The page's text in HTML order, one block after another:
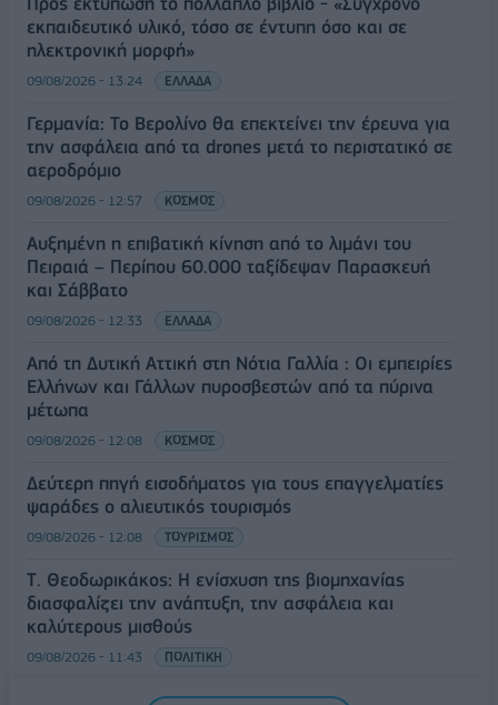
εκπαιδευτικό υλικό, τόσο σε έντυπη όσο και σε
ηλεκτρονική μορφή»
09/08/2026 - 13:24 ΕΛΛΑΔΑ
Γερμανία: Το Βερολίνο θα επεκτείνει την έρευνα για
την ασφάλεια από τα drones μετά το περιστατικό σε
αεροδρόμιο
09/08/2026 - 12:57 ΚΟΣΜΟΣ
Αυξημένη η επιβατική κίνηση από το λιμάνι του
Πειραιά – Περίπου 60.000 ταξίδεψαν Παρασκευή
και Σάββατο
09/08/2026 - 12:33 ΕΛΛΑΔΑ
Από τη Δυτική Αττική στη Νότια Γαλλία : Οι εμπειρίες
Ελλήνων και Γάλλων πυροσβεστών από τα πύρινα
μέτωπα
09/08/2026 - 12:08 ΚΟΣΜΟΣ
Δεύτερη πηγή εισοδήματος για τους επαγγελματίες
ψαράδες ο αλιευτικός τουρισμός
09/08/2026 - 12:08 ΤΟΥΡΙΣΜΟΣ
Τ. Θεοδωρικάκος: Η ενίσχυση της βιομηχανίας
διασφαλίζει την ανάπτυξη, την ασφάλεια και
καλύτερους μισθούς
09/08/2026 - 11:43 ΠΟΛΙΤΙΚΗ
Υπ. Μεταφορών: Οριστική λύση στο ζήτημα των